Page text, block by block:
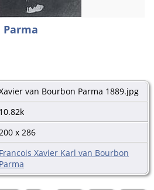
van Bourbon Parma 1889.jpg
10.82k
200 x 286
Francois Xavier Karl van Bourbon
Parma